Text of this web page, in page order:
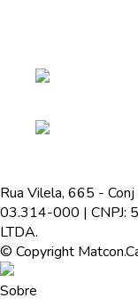
Rua Vilela, 665 -
03.314-000 | CNPJ:
LTDA.
© Copyright
Sobre